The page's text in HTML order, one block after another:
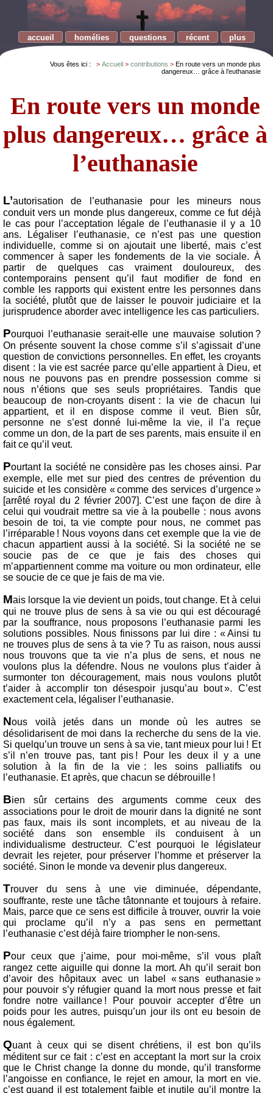
accueil homélies questions récent plus
Vous êtes ici : Accueil contributions
En route vers un monde plus
dangereux… grâce à l’euthanasie
En route vers un monde
plus dangereux… grâce à
l’euthanasie
L’autorisation de l’euthanasie pour les mineurs nous
conduit vers un monde plus dangereux, comme ce fut déjà
le cas pour l’acceptation légale de l’euthanasie il y a 10
ans. Légaliser l’euthanasie, ce n’est pas une question
individuelle, comme si on ajoutait une liberté, mais c’est
commencer à saper les fondements de la vie sociale. À
partir de quelques cas vraiment douloureux, des
contemporains pensent qu’il faut modifier de fond en
comble les rapports qui existent entre les personnes dans
la société, plutôt que de laisser le pouvoir judiciaire et la
jurisprudence aborder avec intelligence les cas particuliers.
Pourquoi l’euthanasie serait-elle une mauvaise solution ?
On présente souvent la chose comme s’il s’agissait d’une
question de convictions personnelles. En effet, les croyants
disent : la vie est sacrée parce qu’elle appartient à Dieu, et
nous ne pouvons pas en prendre possession comme si
nous n’étions que ses seuls propriétaires. Tandis que
beaucoup de non-croyants disent : la vie de chacun lui
appartient, et il en dispose comme il veut. Bien sûr,
personne ne s’est donné lui-même la vie, il l’a reçue
comme un don, de la part de ses parents, mais ensuite il en
fait ce qu’il veut.
Pourtant la société ne considère pas les choses ainsi. Par
exemple, elle met sur pied des centres de prévention du
suicide et les considère « comme des services d’urgence »
[arrêté royal du 2 février 2007]. C’est une façon de dire à
celui qui voudrait mettre sa vie à la poubelle : nous avons
besoin de toi, ta vie compte pour nous, ne commet pas
l’irréparable ! Nous voyons dans cet exemple que la vie de
chacun appartient aussi à la société. Si la société ne se
soucie pas de ce que je fais des choses qui
m’appartiennent comme ma voiture ou mon ordinateur, elle
se soucie de ce que je fais de ma vie.
Mais lorsque la vie devient un poids, tout change. Et à celui
qui ne trouve plus de sens à sa vie ou qui est découragé
par la souffrance, nous proposons l’euthanasie parmi les
solutions possibles. Nous finissons par lui dire : « Ainsi tu
ne trouves plus de sens à ta vie ? Tu as raison, nous aussi
nous trouvons que ta vie n’a plus de sens, et nous ne
voulons plus la défendre. Nous ne voulons plus t’aider à
surmonter ton découragement, mais nous voulons plutôt
t’aider à accomplir ton désespoir jusqu’au bout ». C’est
exactement cela, légaliser l’euthanasie.
Nous voilà jetés dans un monde où les autres se
désolidarisent de moi dans la recherche du sens de la vie.
Si quelqu’un trouve un sens à sa vie, tant mieux pour lui ! Et
s’il n’en trouve pas, tant pis ! Pour les deux il y a une
solution à la fin de la vie : les soins palliatifs ou
l’euthanasie. Et après, que chacun se débrouille !
Bien sûr certains des arguments comme ceux des
associations pour le droit de mourir dans la dignité ne sont
pas faux, mais ils sont incomplets, et au niveau de la
société dans son ensemble ils conduisent à un
individualisme destructeur. C’est pourquoi le législateur
devrait les rejeter, pour préserver l’homme et préserver la
société. Sinon le monde va devenir plus dangereux.
Trouver du sens à une vie diminuée, dépendante,
souffrante, reste une tâche tâtonnante et toujours à refaire.
Mais, parce que ce sens est difficile à trouver, ouvrir la voie
qui proclame qu’il n’y a pas sens en permettant
l’euthanasie c’est déjà faire triompher le non-sens.
Pour ceux que j’aime, pour moi-même, s’il vous plaît
rangez cette aiguille qui donne la mort. Ah qu’il serait bon
d’avoir des hôpitaux avec un label « sans euthanasie »
pour pouvoir s’y réfugier quand la mort nous presse et fait
fondre notre vaillance ! Pour pouvoir accepter d’être un
poids pour les autres, puisqu’un jour ils ont eu besoin de
nous également.
Quant à ceux qui se disent chrétiens, il est bon qu’ils
méditent sur ce fait : c’est en acceptant la mort sur la croix
que le Christ change la donne du monde, qu’il transforme
l’angoisse en confiance, le rejet en amour, la mort en vie.
c’est quand il est totalement faible et inutile qu’il montre la